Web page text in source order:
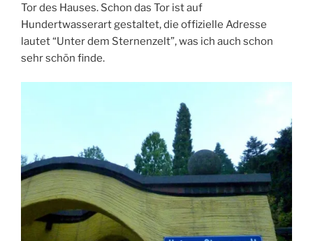
Tor des Hauses. Schon das Tor ist auf
Hundertwasserart gestaltet, die offizielle Adresse
lautet “Unter dem Sternenzelt”, was ich auch schon
sehr schön finde.